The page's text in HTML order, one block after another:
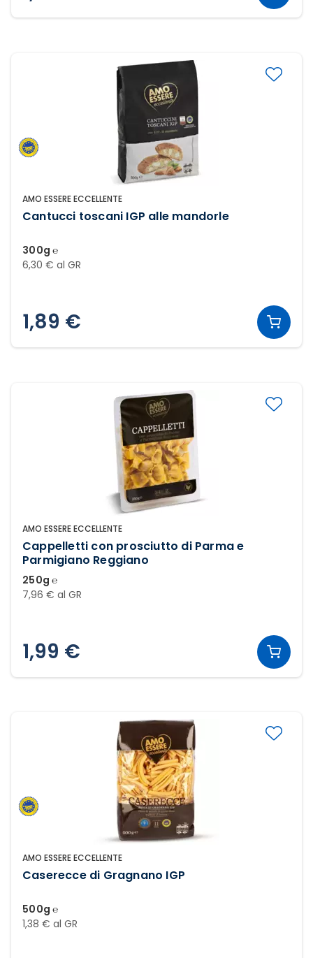
AMO ESSERE ECCELLENTE
Cantucci toscani IGP alle mandorle
300g ℮
6,30 € al GR
1,89 €
AMO ESSERE ECCELLENTE
Cappelletti con prosciutto di Parma e
Parmigiano Reggiano
250g ℮
7,96 € al GR
1,99 €
AMO ESSERE ECCELLENTE
Caserecce di Gragnano IGP
500g ℮
1,38 € al GR